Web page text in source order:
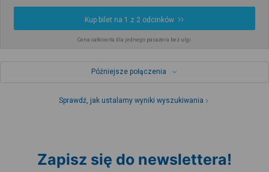
Kup bilet na 1 z 2 odcinków
Cena całkowita dla jednego pasażera bez ulgi
Późniejsze połączenia
Sprawdź, jak ustalamy wyniki wyszukiwania
Zapisz się do newslettera!